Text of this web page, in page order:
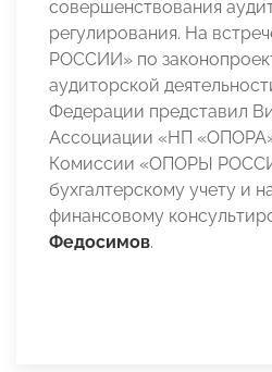
совершенствования
регулирования. На
РОССИИ» по
аудиторской
Федерации представил
Ассоциации «НП
Комиссии «ОПОРЫ
бухгалтерскому учету и
финансовому
Федосимов.